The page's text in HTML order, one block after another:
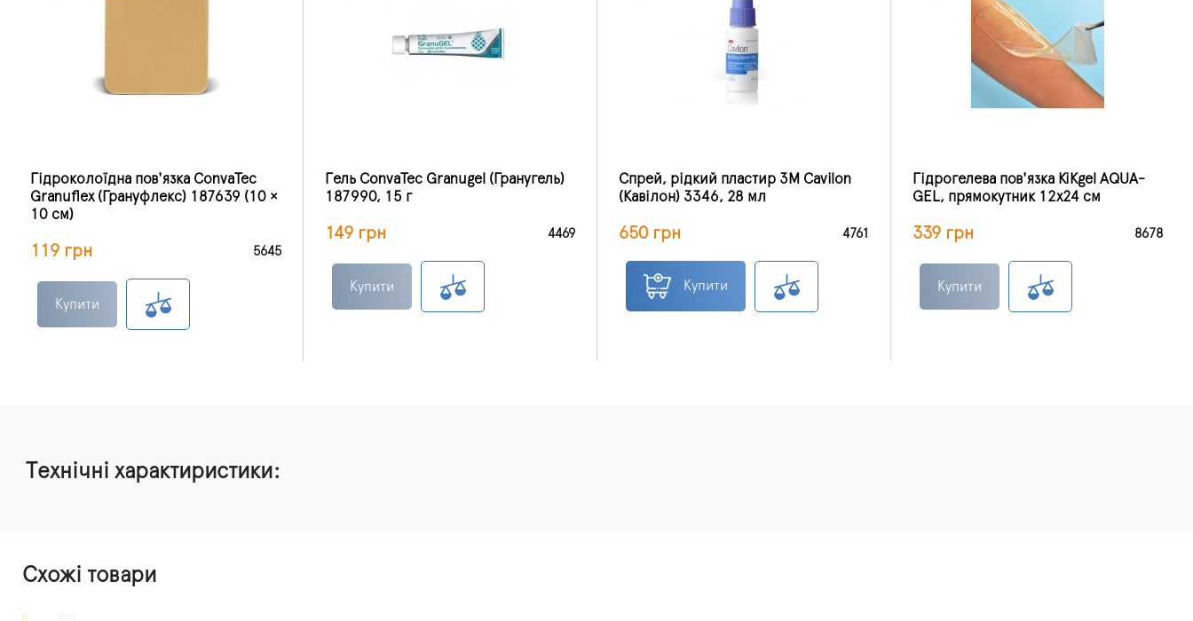
Гідроколоїдна пов'язка ConvaTec
Granuflex (Грануфлекс) 187639 (10 ×
10 см)
119 грн 5645
Купити
Гель ConvaTec Granugel (Гранугель)
187990, 15 г
149 грн 4469
Купити
Спрей, рідкий пластир 3M Cavilon
(Кавілон) 3346, 28 мл
650 грн 4761
Купити
Гідрогелева пов'язка KiKgel AQUA-
GEL, прямокутник 12х24 см
339 грн 8678
Купити
Технічні характиристики:
Схожі товари